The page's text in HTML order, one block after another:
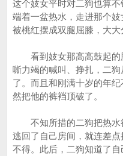
这个妓女平时对二狗也算
端着一盆热水，走进那个
被桃红摆成双腿屈膝，大大
看到妓女那高高鼓起的
嘶力竭的喊叫、挣扎，二
了。而且和刚满十岁的年
然把他的裤裆顶破了。
不知所措的二狗把热水
逃回了自己房间，就连差
不得。此后，二狗知道了